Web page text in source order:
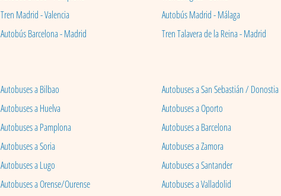
Tren Madrid - Valencia Autobús Madrid - Málaga
Autobús Barcelona - Madrid Tren Talavera de la Reina - Madrid
Autobuses a Bilbao Autobuses a San Sebastián / Donostia
Autobuses a Huelva Autobuses a Oporto
Autobuses a Pamplona Autobuses a Barcelona
Autobuses a Soria Autobuses a Zamora
Autobuses a Lugo Autobuses a Santander
Autobuses a Orense/Ourense Autobuses a Valladolid